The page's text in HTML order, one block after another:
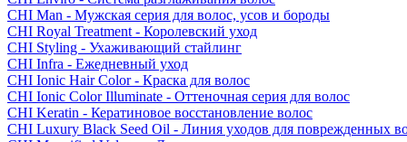
CHI Man - Мужская серия для волос, усов и бороды
CHI Royal Treatment - Королевский уход
CHI Styling - Ухаживающий стайлинг
CHI Infra - Ежедневный уход
CHI Ionic Hair Color - Краска для волос
CHI Ionic Color Illuminate - Оттеночная серия для волос
CHI Keratin - Кератиновое восстановление волос
CHI Luxury Black Seed Oil - Линия уходов для поврежденных